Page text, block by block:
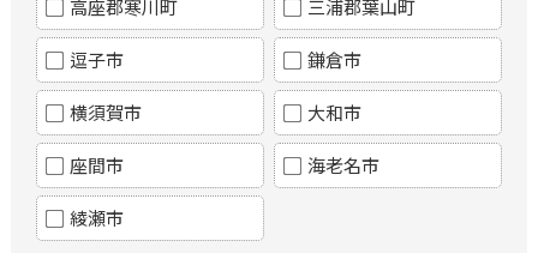
高座郡寒川町 三浦郡葉山町
逗子市 鎌倉市
横須賀市 大和市
座間市 海老名市
綾瀬市